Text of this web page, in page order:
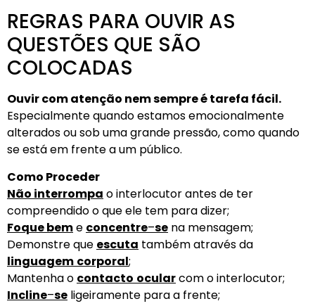
REGRAS PARA OUVIR AS
QUESTÕES QUE SÃO
COLOCADAS
Ouvir com atenção nem sempre é tarefa fácil.
Especialmente quando estamos emocionalmente
alterados ou sob uma grande pressão, como quando
se está em frente a um público.
Como Proceder
Não interrompa o interlocutor antes de ter
compreendido o que ele tem para dizer;
Foque beme concentre–se na mensagem;
Demonstre que escuta também através da
linguagem corporal;
Mantenha o contacto ocularcom o interlocutor;
Incline–se ligeiramente para a frente;